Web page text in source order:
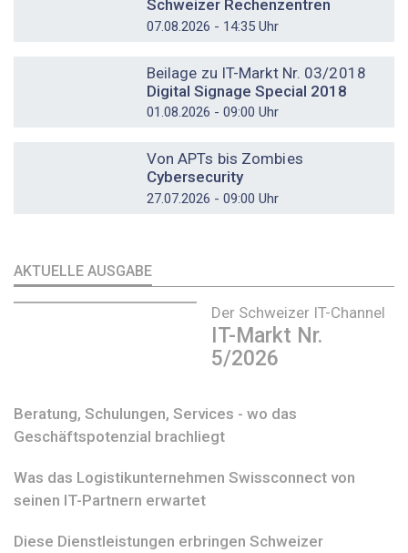
Schweizer Rechenzentren
07.08.2026 - 14:35 Uhr
Beilage zu IT-Markt Nr. 03/2018
Digital Signage Special 2018
01.08.2026 - 09:00 Uhr
Von APTs bis Zombies
Cybersecurity
27.07.2026 - 09:00 Uhr
AKTUELLE AUSGABE
Der Schweizer IT-Channel
IT-Markt Nr.
5/2026
Beratung, Schulungen, Services - wo das
Geschäftspotenzial brachliegt
Was das Logistikunternehmen Swissconnect von
seinen IT-Partnern erwartet
Diese Dienstleistungen erbringen Schweizer